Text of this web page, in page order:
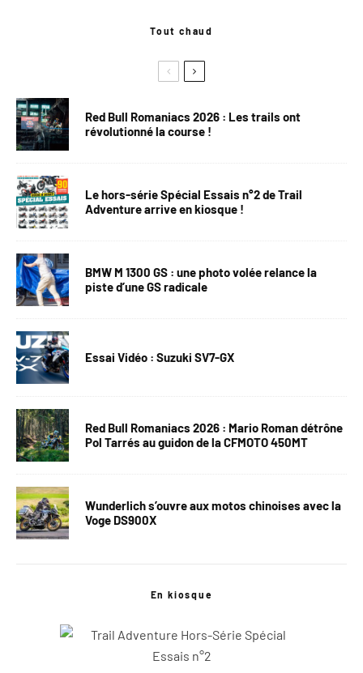
Tout chaud
Red Bull Romaniacs 2026 : Les trails ont
révolutionné la course !
Le hors-série Spécial Essais n°2 de Trail
Adventure arrive en kiosque !
BMW M 1300 GS : une photo volée relance la
piste d’une GS radicale
Essai Vidéo : Suzuki SV7-GX
Red Bull Romaniacs 2026 : Mario Roman détrône
Pol Tarrés au guidon de la CFMOTO 450MT
Wunderlich s’ouvre aux motos chinoises avec la
Voge DS900X
En kiosque